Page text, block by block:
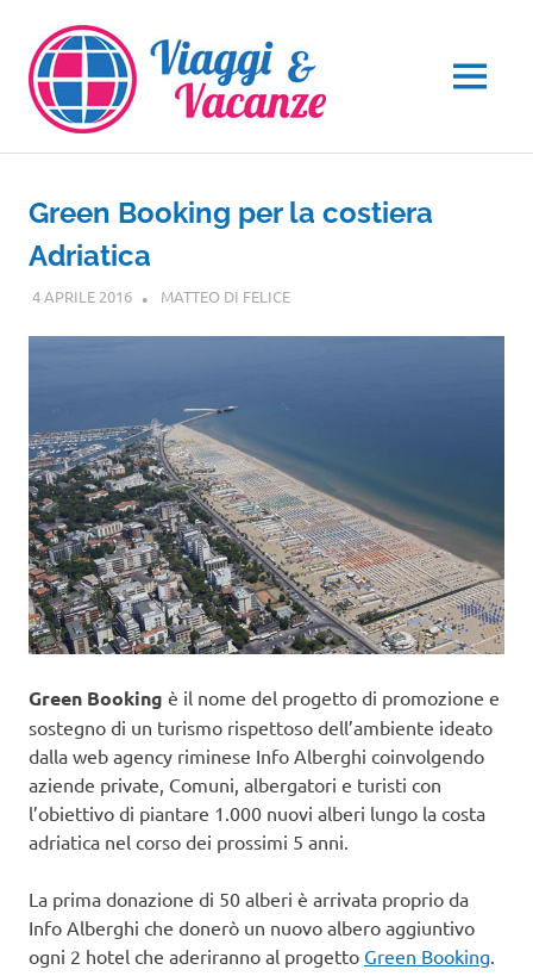
contenuto
MENU
Green Booking per la costiera
Adriatica
4 APRILE 2016 MATTEO DI FELICEEVENTI
Green Booking è il nome del progetto di promozione e
sostegno di un turismo rispettoso dell’ambiente ideato
dalla web agency riminese Info Alberghi coinvolgendo
aziende private, Comuni, albergatori e turisti con
l’obiettivo di piantare 1.000 nuovi alberi lungo la costa
adriatica nel corso dei prossimi 5 anni.
La prima donazione di 50 alberi è arrivata proprio da
Info Alberghi che donerò un nuovo albero aggiuntivo
ogni 2 hotel che aderiranno al progetto Green Booking.